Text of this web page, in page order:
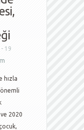
- 19
hızla
2020